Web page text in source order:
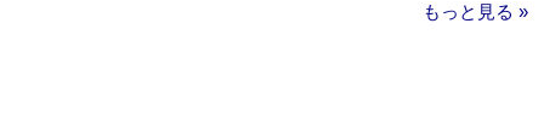
もっと見る »